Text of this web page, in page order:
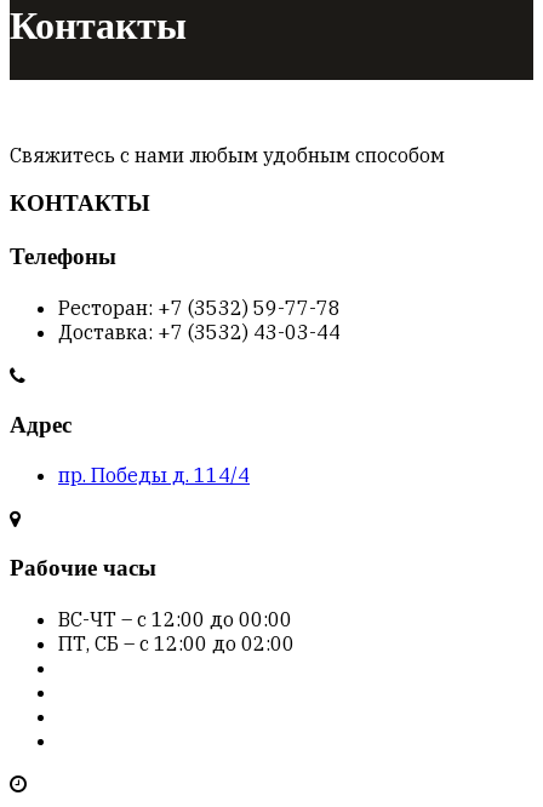
Контакты
Свяжитесь с нами любым удобным способом
КОНТАКТЫ
Телефоны
Ресторан: +7 (3532) 59-77-78
Доставка: +7 (3532) 43-03-44
Адрес
пр. Победы д. 114/4
Рабочие часы
ВС-ЧТ – с 12:00 до 00:00
ПТ, СБ – с 12:00 до 02:00